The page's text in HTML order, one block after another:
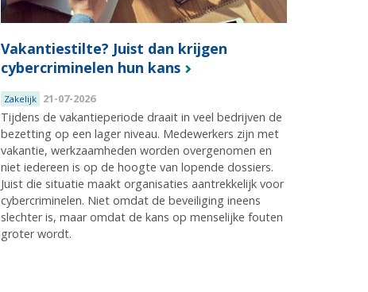
Vakantiestilte? Juist dan krijgen
cybercriminelen hun kans
Zakelijk 21-07-2026
Tijdens de vakantieperiode draait in veel bedrijven de
bezetting op een lager niveau. Medewerkers zijn met
vakantie, werkzaamheden worden overgenomen en
niet iedereen is op de hoogte van lopende dossiers.
Juist die situatie maakt organisaties aantrekkelijk voor
cybercriminelen. Niet omdat de beveiliging ineens
slechter is, maar omdat de kans op menselijke fouten
groter wordt.